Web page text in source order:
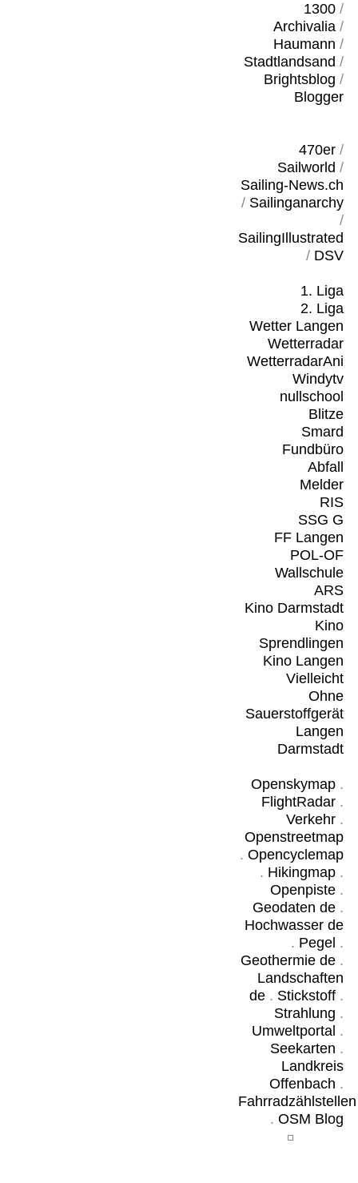
1300/
Archivalia/
Haumann /
Stadtlandsand /
Brightsblog /
Blogger
470er/
Sailworld /
Sailing-News.ch
/ Sailinganarchy
/
SailingIllustrated
/ DSV
1. Liga
2. Liga
Wetter Langen
Wetterradar
WetterradarAni
Windytv
nullschool
Blitze
Smard
Fundbüro
Abfall
Melder
RIS
SSG G
FF Langen
POL-OF
Wallschule
ARS
Kino Darmstadt
Kino
Sprendlingen
Kino Langen
Vielleicht
Ohne
Sauerstoffgerät
Langen
Darmstadt
Openskymap.
FlightRadar.
Verkehr.
Openstreetmap
. Opencyclemap
. Hikingmap.
Openpiste.
Geodaten de.
Hochwasser de
. Pegel .
Geothermie de.
Landschaften
de. Stickstoff.
Strahlung .
Umweltportal .
Seekarten .
Landkreis
Offenbach .
Fahrradzählstellen
. OSM Blog